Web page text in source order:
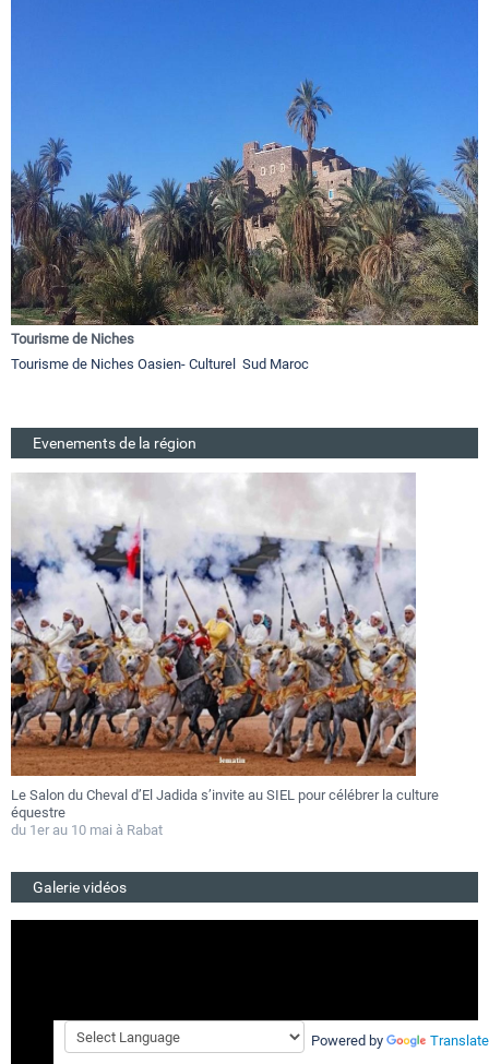
Tourisme de Niches
Tourisme de Niches Oasien- Culturel Sud Maroc
Evenements de la région
Le Salon du Cheval d’El Jadida s’invite au SIEL pour célébrer la culture
équestre
du 1er au 10 mai à Rabat
Galerie vidéos
Powered by Translate